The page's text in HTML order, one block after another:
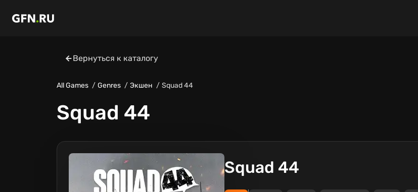
Вернуться к каталогу
All Games Genres Экшен Squad 44
Squad 44
Squad 44